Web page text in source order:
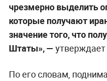
чрезмерно выделить
которые получают
значение того, что
Штаты», — утверждает
По его словам,